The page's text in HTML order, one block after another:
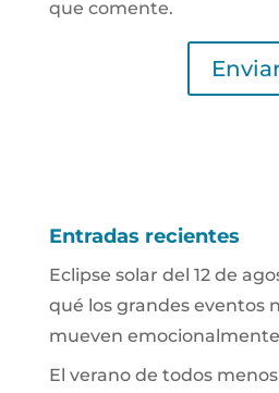
que comente.
Entradas recientes
Eclipse solar del 12 de
qué los grandes eventos
mueven emocionalmente
El verano de todos